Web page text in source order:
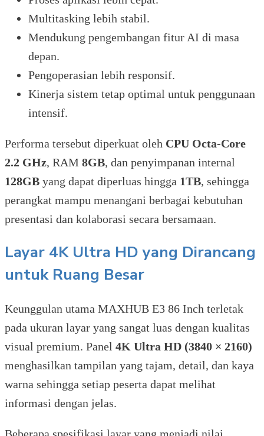
Multitasking lebih stabil.
Mendukung pengembangan fitur AI di masa
depan.
Pengoperasian lebih responsif.
Kinerja sistem tetap optimal untuk penggunaan
intensif.
Performa tersebut diperkuat oleh CPU Octa-Core
2.2 GHz, RAM 8GB, dan penyimpanan internal
128GB yang dapat diperluas hingga 1TB, sehingga
perangkat mampu menangani berbagai kebutuhan
presentasi dan kolaborasi secara bersamaan.
Layar 4K Ultra HD yang Dirancang
untuk Ruang Besar
Keunggulan utama MAXHUB E3 86 Inch terletak
pada ukuran layar yang sangat luas dengan kualitas
visual premium. Panel 4K Ultra HD (3840 × 2160)
menghasilkan tampilan yang tajam, detail, dan kaya
warna sehingga setiap peserta dapat melihat
informasi dengan jelas.